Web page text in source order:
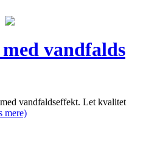
vandfalds
vandfaldseffekt. Let kvalitet
mere)